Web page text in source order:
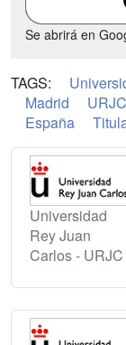
Se abrirá en
TAGS:
Madrid
URJC
España
Universidad
Rey Juan
Carlos - URJC